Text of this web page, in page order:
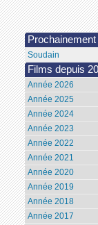
Prochainement
Soudain
Films depuis
Année 2026
Année 2025
Année 2024
Année 2023
Année 2022
Année 2021
Année 2020
Année 2019
Année 2018
Année 2017